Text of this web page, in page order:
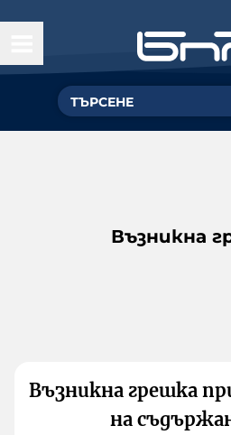
Възникна
Възникна грешка
на